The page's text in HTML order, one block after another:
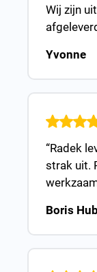
Wij zijn
Yvonne
“Radek
strak uit.
Boris